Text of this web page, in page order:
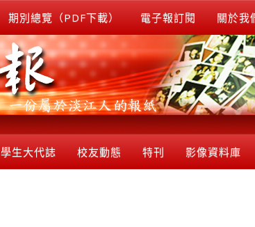
期別總覽（PDF下載） 電子報訂閱 關於我
學生大代誌 校友動態 特刊 影像資料庫